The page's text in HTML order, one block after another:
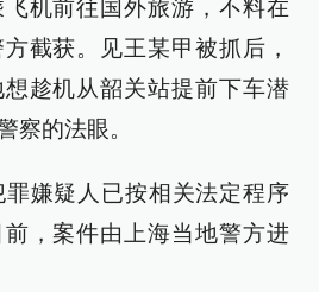
机前往国外旅游，不料在
截获。见王某甲被抓后，
趁机从韶关站提前下车潜
察的法眼。
罪嫌疑人已按相关法定程序
，案件由上海当地警方进